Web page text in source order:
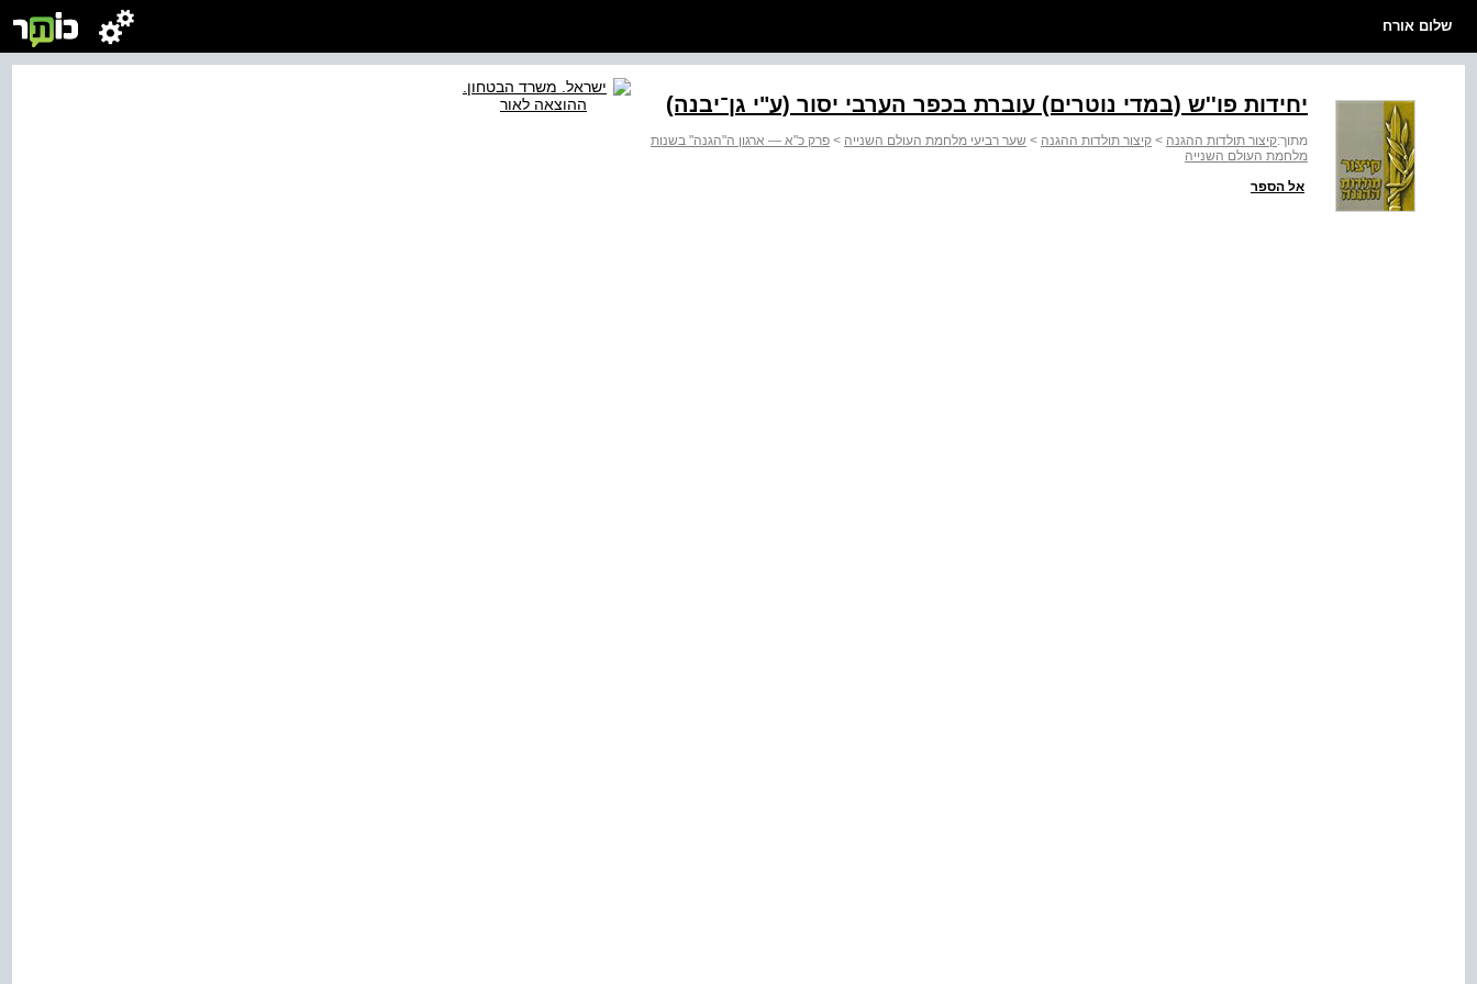
שלום אורח
יחידות פו''ש (במדי נוטרים) עוברת בכפר הערבי יסור (ע"י גן־יבנה)
מתוך:קיצור תולדות ההגנה > קיצור תולדות ההגנה > שער רביעי מלחמת העולם השנייה > פרק כ"א — ארגון ה"הגנה" בשנות
מלחמת העולם השנייה
אל הספר